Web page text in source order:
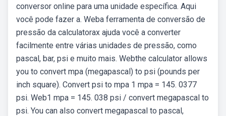
conversor online para uma unidade específica. Aqui
você pode fazer a. Weba ferramenta de conversão de
pressão da calculatorax ajuda você a converter
facilmente entre várias unidades de pressão, como
pascal, bar, psi e muito mais. Webthe calculator allows
you to convert mpa (megapascal) to psi (pounds per
inch square). Convert psi to mpa 1 mpa = 145. 0377
psi. Web1 mpa = 145. 038 psi / convert megapascal to
psi. You can also convert megapascal to pascal,